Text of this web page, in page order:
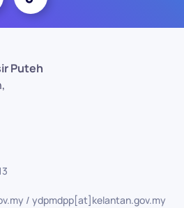
Puteh
/ ydpmdpp[at]kelantan.gov.my